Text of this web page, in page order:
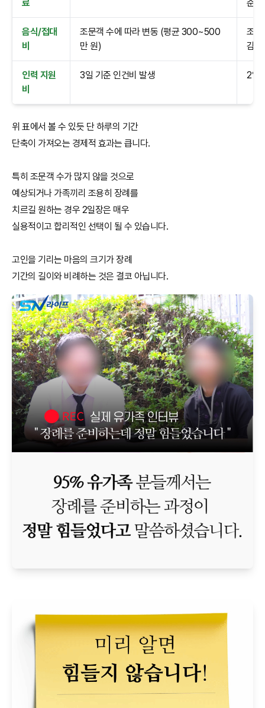
료 준)
음식/접대
비
조문객 수에 따라 변동 (평균 300~500
만 원)
조문
감
인력 지원
비
3일 기준 인건비 발생 2일
위 표에서 볼 수 있듯 단 하루의 기간
단축이 가져오는 경제적 효과는 큽니다.
특히 조문객 수가 많지 않을 것으로
예상되거나 가족끼리 조용히 장례를
치르길 원하는 경우 2일장은 매우
실용적이고 합리적인 선택이 될 수 있습니다.
고인을 기리는 마음의 크기가 장례
기간의 길이와 비례하는 것은 결코 아닙니다.